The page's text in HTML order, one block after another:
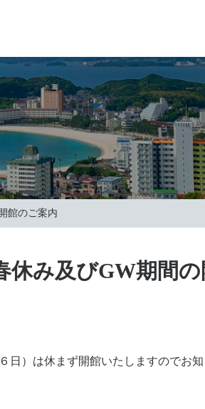
館のご案内
み及びGW期間
）は休まず開館いたしますのでお知